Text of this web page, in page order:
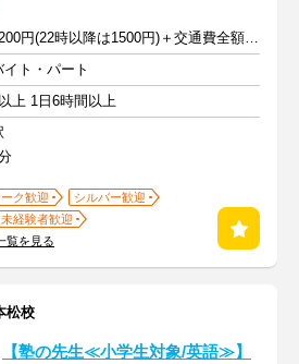
時給1200円(22時以降は1500円)＋交通費全額支給
イト・パート
上 1日6時間以上
ク歓迎
シルバー歓迎
未経験者歓迎
覧を見る
松校
【塾の先生≪小学生対象/英語≫】